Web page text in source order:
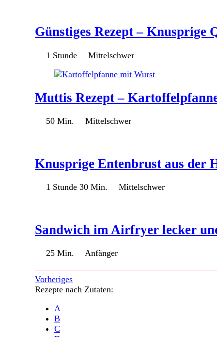
Günstiges Rezept – Knusprige
1 Stunde Mittelschwer
Muttis Rezept –
50 Min. Mittelschwer
Knusprige Entenbrust aus der
1 Stunde 30 Min. Mittelschwer
Sandwich im Airfryer lecker
25 Min. Anfänger
Vorheriges
Rezepte nach Zutaten:
A
B
C